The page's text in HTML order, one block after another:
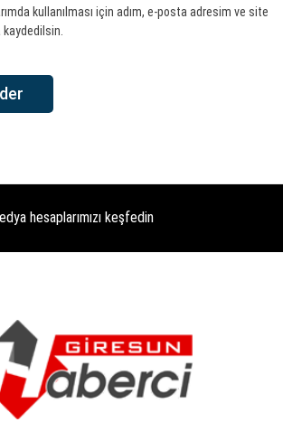
kullanılması için adım, e-posta adresim ve site
kaydedilsin.
hesaplarımızı keşfedin